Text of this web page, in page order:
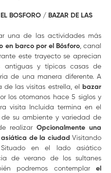
BOSFORO / BAZAR DE LAS
una de las actividades más
en barco por el Bósforo, canal
este trayecto se aprecian
antiguas y típicas casas de
de una manera diferente. A
de las visitas estrella, el
bazar
los otomanos hace 5 siglos y
visita Incluida termina en el
su ambiente y variedad de
realizarOpcionalmente una
de la ciudad Visitando
en el lado asiático
de verano de los sultanes
podremos contemplar el